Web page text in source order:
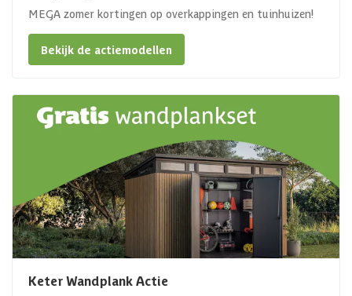
MEGA zomer kortingen op overkappingen en tuinhuizen!
Bekijk de actiemodellen
Keter Wandplank Actie